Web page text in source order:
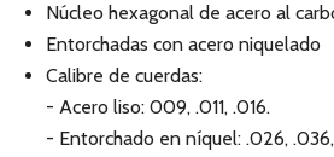
Núcleo hexagonal de acero al
Entorchadas con acero niquelado
Calibre de cuerdas:
- Acero liso: 009, .011, .016.
- Entorchado en níquel: .026,